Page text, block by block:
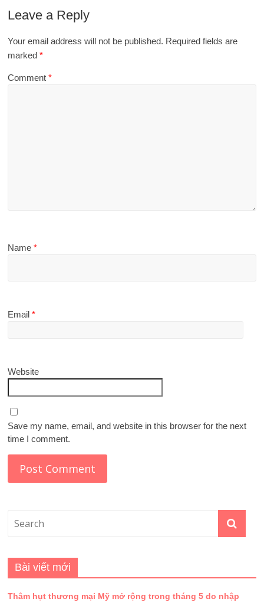
Leave a Reply
Your email address will not be published. Required fields are
marked*
Comment*
Name*
Email*
Website
Save my name, email, and website in this browser for the next
time I comment.
Bài viết mới
Thâm hụt thương mại Mỹ mở rộng trong tháng 5 do nhập